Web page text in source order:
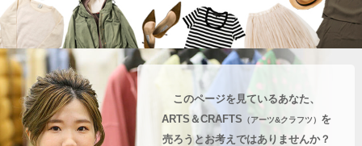
このページを見ているあなた、
ARTS＆CRAFTS （アーツ&クラフツ）
を
売ろうとお考えではありませんか？